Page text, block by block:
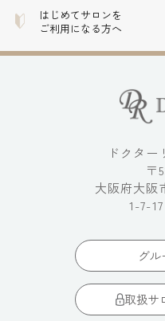
はじめてサロンを
ご利用になる方へ
ドクタ
〒
大阪府大阪
1-7-
グ
取扱サ